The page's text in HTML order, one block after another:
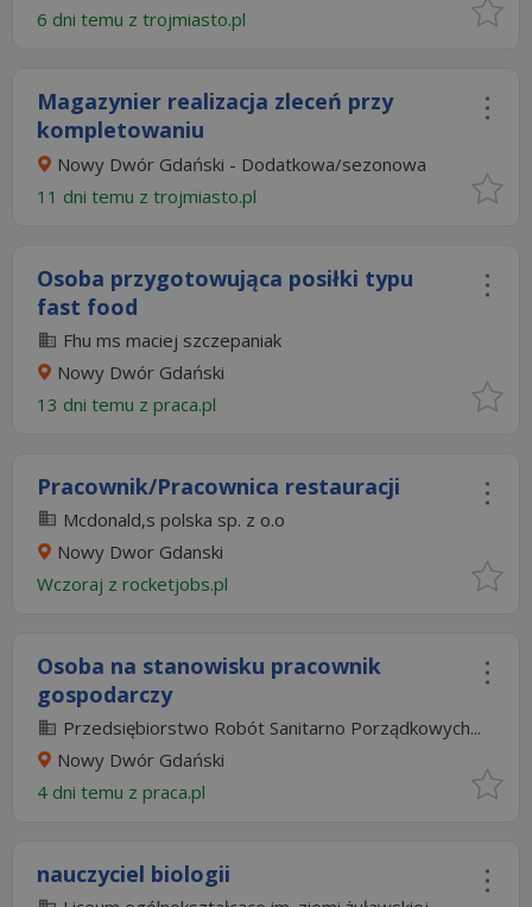
6 dni temu z trojmiasto.pl
Magazynier realizacja zleceń przy
kompletowaniu
Nowy Dwór Gdański - Dodatkowa/sezonowa
11 dni temu z trojmiasto.pl
Osoba przygotowująca posiłki typu
fast food
Fhu ms maciej szczepaniak
Nowy Dwór Gdański
13 dni temu z praca.pl
Pracownik/Pracownica restauracji
Mcdonald,s polska sp. z o.o
Nowy Dwor Gdanski
Wczoraj z rocketjobs.pl
Osoba na stanowisku pracownik
gospodarczy
Przedsiębiorstwo Robót Sanitarno Porządkowych...
Nowy Dwór Gdański
4 dni temu z praca.pl
nauczyciel biologii